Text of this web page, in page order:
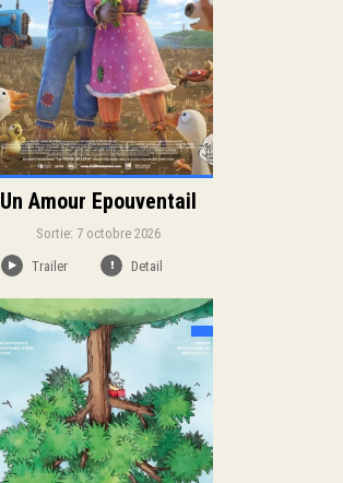
Un Amour Epouventail
Sortie: 7 octobre 2026
Trailer
Detail
Sortie:
Genre:
Animation
Famille
Duration:
Langue: